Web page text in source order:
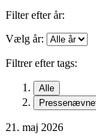
Filter efter år:
Vælg år:
Filtrer efter tags:
Alle
21. maj 2026